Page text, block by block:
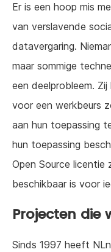
Er is een hoop mis
van verslavende
datavergaring.
maar sommige
een deelprobleem.
voor een werkbeurs
aan hun toepassing
hun toepassing
Open Source licentie
beschikbaar is voor
Projecten die
Sinds 1997 heeft